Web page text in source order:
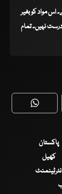
اس مواد کو بغیر
نہیں۔ تمام
پاکستان
کھیل